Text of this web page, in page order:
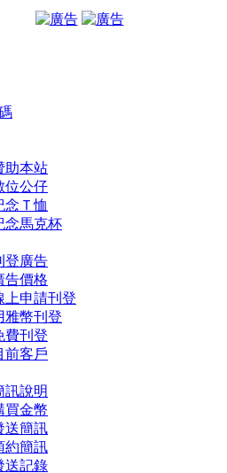
助本站
位公仔
念Ｔ恤
念馬克杯
登廣告
告價格
上申請刊登
雅幣刊登
費刊登
前客戶
訊說明
買金幣
送簡訊
約簡訊
送記錄